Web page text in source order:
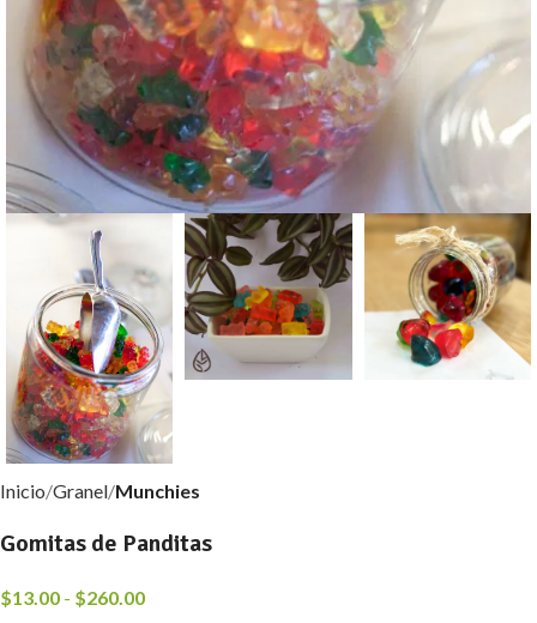
Inicio Granel Munchies
Gomitas de Panditas
$13.00 - $260.00